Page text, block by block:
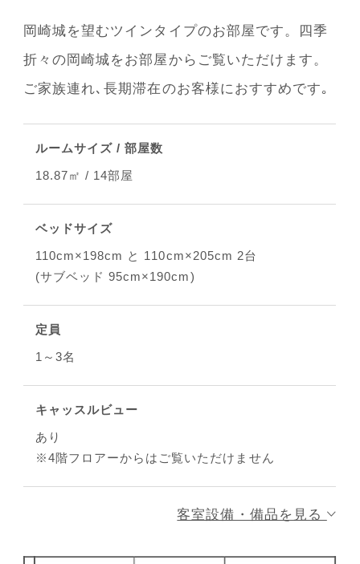
岡崎城を望むツインタイプのお部屋です。四季
折々の岡崎城をお部屋からご覧いただけます。
ご家族連れ､長期滞在のお客様におすすめです｡
ルームサイズ / 部屋数
18.87㎡ / 14部屋
ベッドサイズ
110cm×198cm と 110cm×205cm 2台
(サブベッド 95cm×190cm)
定員
1～3名
キャッスルビュー
あり
※4階フロアーからはご覧いただけません
客室設備・備品を見る